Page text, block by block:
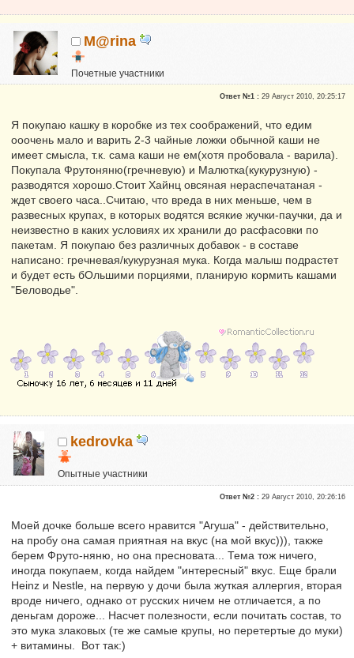
M@rina
Почетные участники
Ответ №1 :29 Август 2010, 20:25:17
Я покупаю кашку в коробке из тех соображений, что едим
ооочень мало и варить 2-3 чайные ложки обычной каши не
имеет смысла, т.к. сама каши не ем(хотя пробовала - варила).
Покупала Фрутоняню(гречневую) и Малютка(кукурузную) -
разводятся хорошо.Стоит Хайнц овсяная нераспечатаная -
ждет своего часа..Считаю, что вреда в них меньше, чем в
развесных крупах, в которых водятся всякие жучки-паучки, да и
неизвестно в каких условиях их хранили до расфасовки по
пакетам. Я покупаю без различных добавок - в составе
написано: гречневая/кукурузная мука. Когда малыш подрастет
и будет есть бОльшими порциями, планирую кормить кашами
"Беловодье".
kedrovka
Опытные участники
Репутация:0
Ответ №2 :29 Август 2010, 20:26:16
Моей дочке больше всего нравится "Агуша" - действительно,
на пробу она самая приятная на вкус (на мой вкус))), также
берем Фруто-няню, но она пресновата... Тема тож ничего,
иногда покупаем, когда найдем "интересный" вкус. Еще брали
Heinz и Nestle, на первую у дочи была жуткая аллергия, вторая
вроде ничего, однако от русских ничем не отличается, а по
деньгам дороже... Насчет полезности, если почитать состав, то
это мука злаковых (те же самые крупы, но перетертые до муки)
+ витамины. Вот так:)